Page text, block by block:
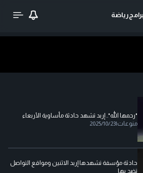
برامج رياضة
"رحمها الله".. إربد تشهد حادثة مأساوية الأربعاء
منوعات|
2025/10/23
حادثة مؤسفة تشهدها إربد الاثنين ومواقع التواصل
تضج بها